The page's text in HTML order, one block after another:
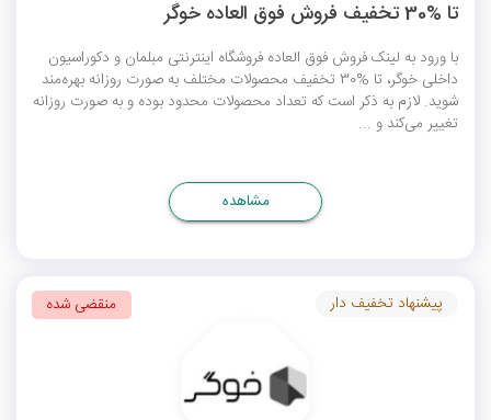
تا %30 تخفیف فروش فوق العاده خوگر
با ورود به لینک فروش فوق العاده فروشگاه اینترنتی مبلمان و دکوراسیون
داخلی خوگر، تا %30 تخفیف محصولات مختلف به صورت روزانه بهره‌مند
شوید. لازم به ذکر است که تعداد محصولات محدود بوده و به صورت روزانه
تغییر می‌کند و ...
مشاهده
پیشنهاد تخفیف دار منقضی شده